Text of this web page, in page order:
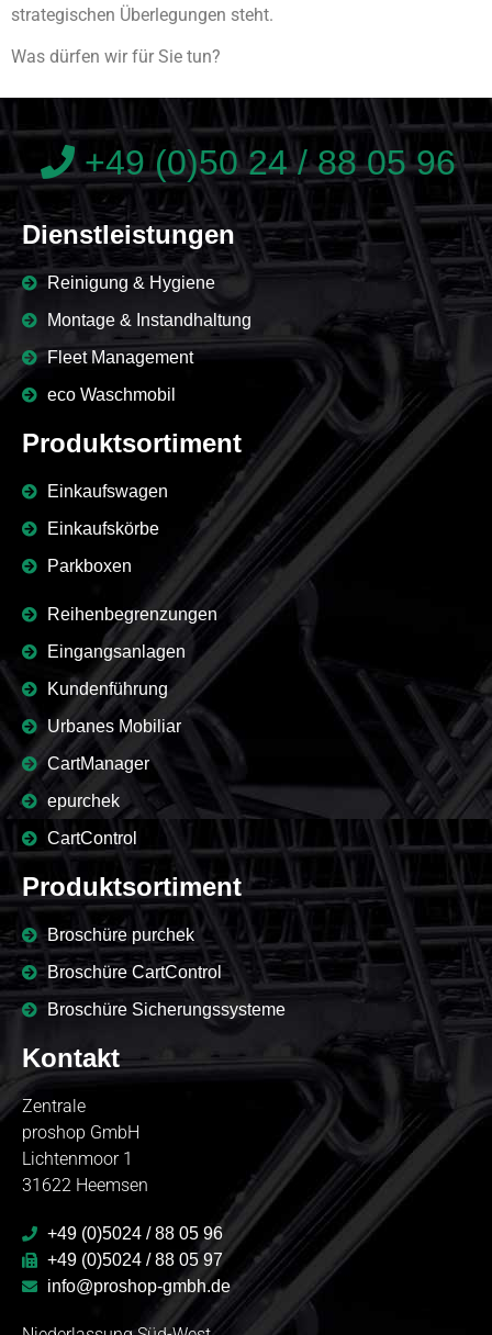
strategischen Überlegungen steht.
Was dürfen wir für Sie tun?
+49 (0)50 24 / 88 05 96
Dienstleistungen
Reinigung & Hygiene
Montage & Instandhaltung
Fleet Management
eco Waschmobil
Produktsortiment
Einkaufswagen
Einkaufskörbe
Parkboxen
Reihenbegrenzungen
Eingangsanlagen
Kundenführung
Urbanes Mobiliar
CartManager
epurchek
CartControl
Produktsortiment
Broschüre purchek
Broschüre CartControl
Broschüre Sicherungssysteme
Kontakt
Zentrale
proshop GmbH
Lichtenmoor 1
31622 Heemsen
+49 (0)5024 / 88 05 96
+49 (0)5024 / 88 05 97
info@proshop-gmbh.de